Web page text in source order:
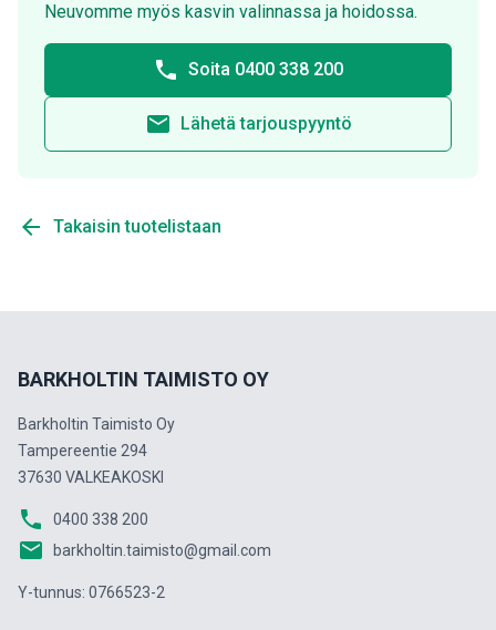
Neuvomme myös kasvin valinnassa ja hoidossa.
phone Soita 0400 338 200
email Lähetä tarjouspyyntö
arrow_back Takaisin tuotelistaan
BARKHOLTIN TAIMISTO OY
Barkholtin Taimisto Oy
Tampereentie 294
37630 VALKEAKOSKI
phone 0400 338 200
email barkholtin.taimisto@gmail.com
Y-tunnus: 0766523-2